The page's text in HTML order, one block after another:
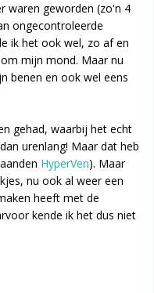
waren geworden (zo'n 4
ongecontroleerde
ik het ook wel, zo af en
mijn mond. Maar nu
benen en ook wel eens
gehad, waarbij het echt
urenlang! Maar dat heb
HyperVen). Maar
nu ook al weer een
heeft met de
kende ik het dus niet